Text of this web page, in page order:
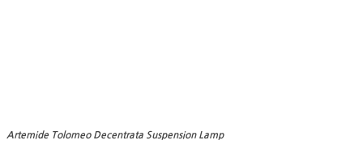
Artemide Tolomeo Decentrata Suspension Lamp